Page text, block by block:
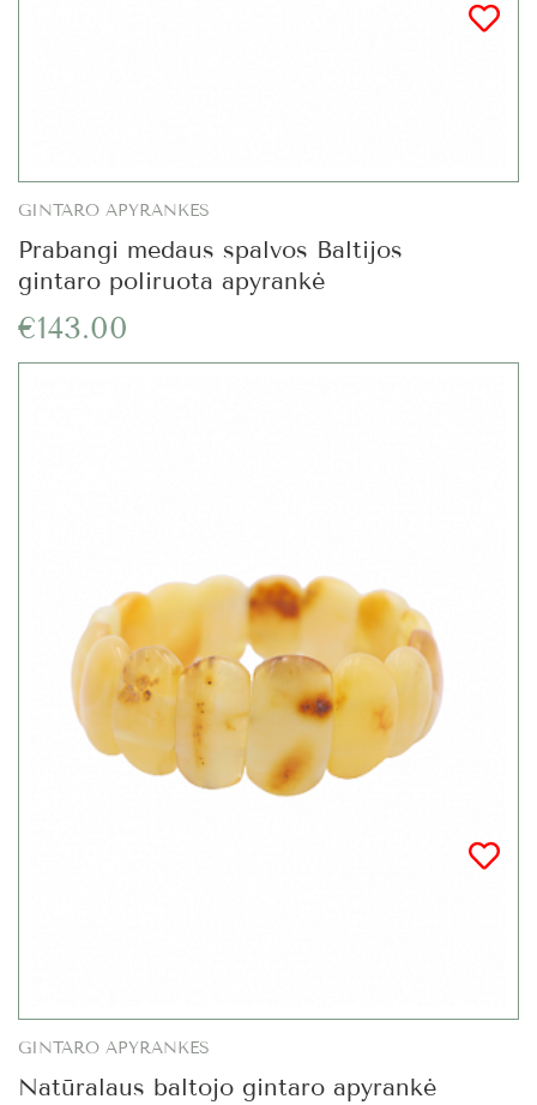
GINTARO APYRANKĖS
Prabangi medaus spalvos Baltijos
gintaro poliruota apyrankė
€143.00
GINTARO APYRANKĖS
Natūralaus baltojo gintaro apyrankė